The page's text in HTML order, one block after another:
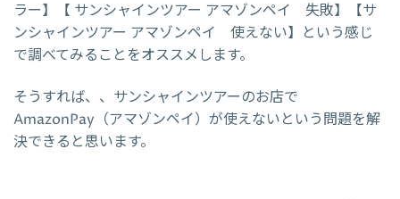
ラー】【 サンシャインツアー アマゾンペイ 失敗】【サ
ンシャインツアー アマゾンペイ 使えない】という感じ
で調べてみることをオススメします。
そうすれば、、サンシャインツアーのお店で
AmazonPay（アマゾンペイ）が使えないという問題を解
決できると思います。